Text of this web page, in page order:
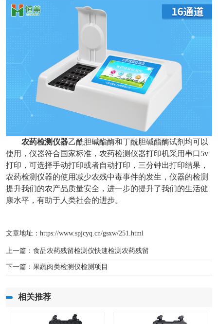
农药检测仪器乙酰胆碱酯酶和丁酰胆碱酯酶试剂均可以
使用，仪器符合国家标准，农药检测仪器打印机采用串口5v
打印，可选择手动打印或者自动打印，三分钟出打印结果，
农药检测仪器的使用减少农残中毒事件的发生，仪器的检测
提升我们的农产品质量安全，进一步的提升了我们的生活健
康水平，有助于人类社会的进步。
文章地址： https://www.spjcyq.cn/gsxw/251.html
上一篇： 食品农药残留检测仪快速检测农药残留
下一篇： 果蔬肉类检测仪检测项目
相关推荐